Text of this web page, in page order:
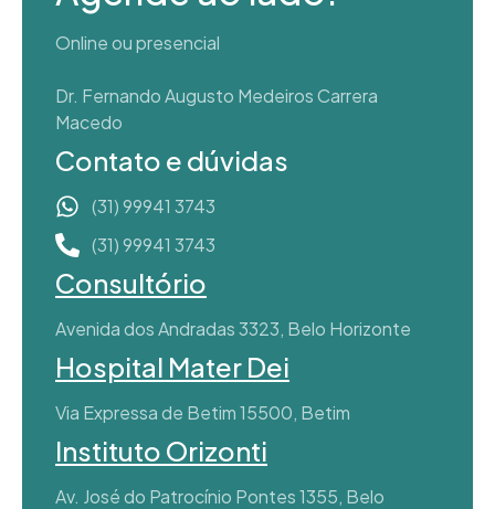
Online ou presencial
Dr. Fernando Augusto Medeiros Carrera
Macedo
Contato e dúvidas
(31) 99941 3743
(31) 99941 3743
Consultório
Avenida dos Andradas 3323, Belo Horizonte
Hospital Mater Dei
Via Expressa de Betim 15500, Betim
Instituto Orizonti
Av. José do Patrocínio Pontes 1355, Belo